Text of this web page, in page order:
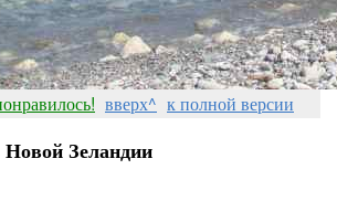
вверх^ к полной версии
Зеландии